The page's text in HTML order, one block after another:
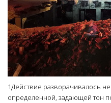
1Действие разворачивалось
определенной, задающей тон